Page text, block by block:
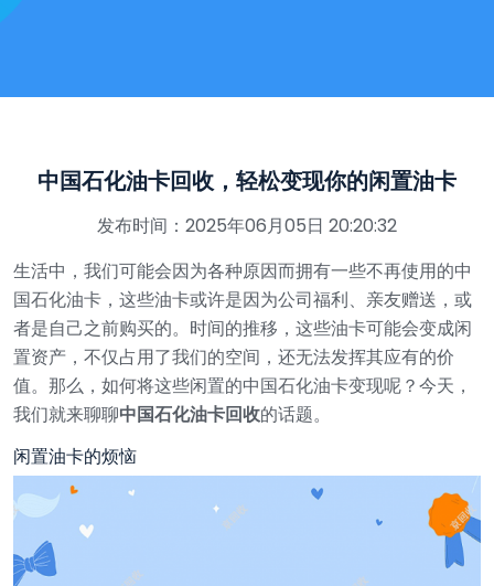
中国石化油卡回收，轻松变现你的闲置油卡
发布时间：2025年06月05日 20:20:32
生活中，我们可能会因为各种原因而拥有一些不再使用的中
国石化油卡，这些油卡或许是因为公司福利、亲友赠送，或
者是自己之前购买的。时间的推移，这些油卡可能会变成闲
置资产，不仅占用了我们的空间，还无法发挥其应有的价
值。那么，如何将这些闲置的中国石化油卡变现呢？今天，
我们就来聊聊中国石化油卡回收的话题。
闲置油卡的烦恼